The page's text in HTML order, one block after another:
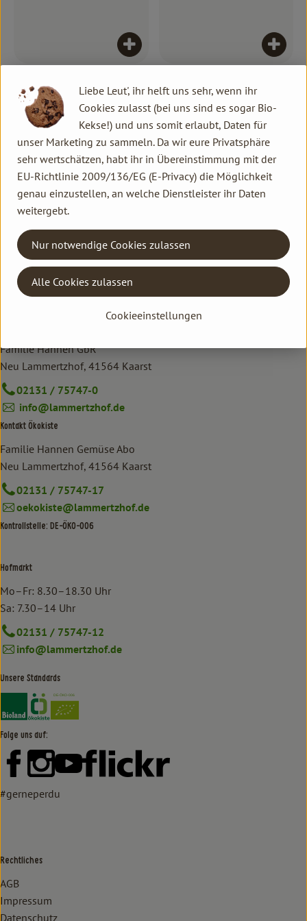
, Preis:
Zeitschrift köstlich vegetaris
Produkt zum Warenkorb hinzufügen
, Preis:
Kochbuch Nudeln Spielberger
, Preis:
0,00 €/ Stück
Hoffesteinladung
Produkt zum Warenkorb hinzufügen
, Kontrollstelle:
DE-ÖKO-006
Produkt zu Favouriten hinzufügen
Familie Hannen GbR
Neu Lammertzhof, 41564 Kaarst
02131 / 75747-0
info@lammertzhof.de
Kontakt Ökokiste
Familie Hannen Gemüse Abo
Neu Lammertzhof, 41564 Kaarst
02131 / 75747-17
oekokiste@lammertzhof.de
Kontrollstelle: DE-ÖKO-006
Hofmarkt
Mo–Fr: 8.30–18.30 Uhr
Sa: 7.30–14 Uhr
02131 / 75747-12
info@lammertzhof.de
Unsere Standards
Externer Link zu https://www.bioland.de/verbraucher
Externer Link zu https://www.oekokiste.de/
Folge uns auf:
Externer Link zu https://www.facebook.com/lammertzhof/
Externer Link zu https://www.instagram.com/
Externer Link zu https://www.youtube.com/
Externer Link zu https://
#gerneperdu
Rechtliches
AGB
Impressum
Datenschutz
Liebe Leut', ihr helft uns sehr, wenn ihr
Cookies zulasst (bei uns sind es sogar Bio-
Kekse!) und uns somit erlaubt, Daten für
unser Marketing zu sammeln. Da wir eure Privatsphäre
sehr wertschätzen, habt ihr in Übereinstimmung mit der
EU-Richtlinie 2009/136/EG (E-Privacy) die Möglichkeit
genau einzustellen, an welche Dienstleister ihr Daten
weitergebt.
Cookieeinstellungen
Nur notwendige Cookies zulassen
Alle Cookies zulassen